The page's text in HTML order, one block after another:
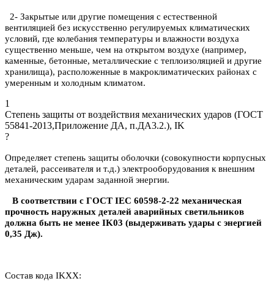
2- Закрытые или другие помещения с естественной
вентиляцией без искусственно регулируемых климатических
условий, где колебания температуры и влажности воздуха
существенно меньше, чем на открытом воздухе (например,
каменные, бетонные, металлические с теплоизоляцией и другие
хранилища), расположенные в макроклиматических районах с
умеренным и холодным климатом.
1
Степень защиты от воздействия механических ударов (ГОСТ
55841-2013,Приложение ДА, п.ДА3.2.), IK
?
Определяет степень защиты оболочки (совокупности корпусных
деталей, рассеивателя и т.д.) электрооборудования к внешним
механическим ударам заданной энергии.
В соответствии с ГОСТ IEC 60598-2-22 механическая
прочность наружных деталей аварийных светильников
должна быть не менее IK03 (выдерживать удары с энергией
0,35 Дж).
Состав кода IKXX: